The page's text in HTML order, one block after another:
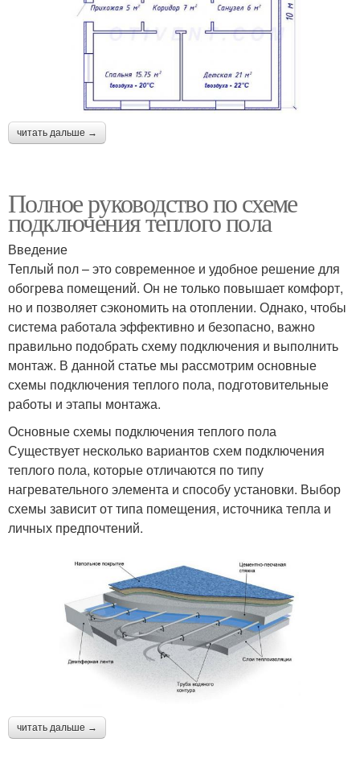
читать дальше →
Полное руководство по схеме
подключения теплого пола
Введение
Теплый пол – это современное и удобное решение для
обогрева помещений. Он не только повышает комфорт,
но и позволяет сэкономить на отоплении. Однако, чтобы
система работала эффективно и безопасно, важно
правильно подобрать схему подключения и выполнить
монтаж. В данной статье мы рассмотрим основные
схемы подключения теплого пола, подготовительные
работы и этапы монтажа.
Основные схемы подключения теплого пола
Существует несколько вариантов схем подключения
теплого пола, которые отличаются по типу
нагревательного элемента и способу установки. Выбор
схемы зависит от типа помещения, источника тепла и
личных предпочтений.
читать дальше →